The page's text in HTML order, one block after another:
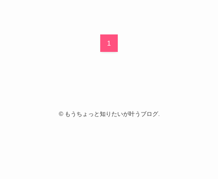
1
©もうちょっと知りたいが叶うブログ.